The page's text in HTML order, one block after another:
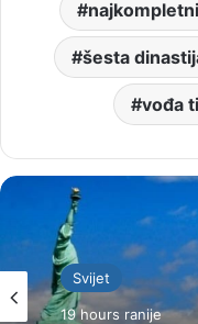
šesta
vođa
Svijet
19 hours ranije